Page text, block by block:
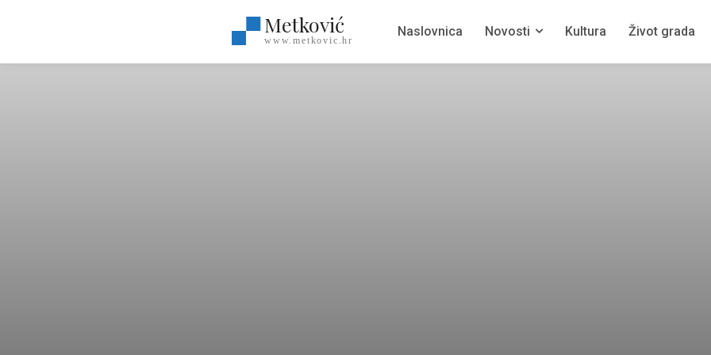
Metković
www.metkovic.hr
Naslovnica Novosti Kultura Život grada